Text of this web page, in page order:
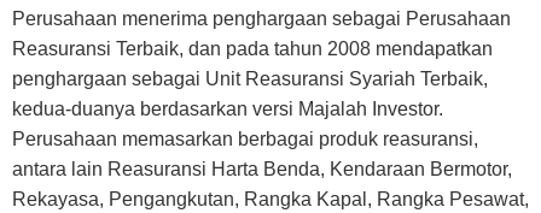
Perusahaan menerima penghargaan sebagai Perusahaan
Reasuransi Terbaik, dan pada tahun 2008 mendapatkan
penghargaan sebagai Unit Reasuransi Syariah Terbaik,
kedua-duanya berdasarkan versi Majalah Investor.
Perusahaan memasarkan berbagai produk reasuransi,
antara lain Reasuransi Harta Benda, Kendaraan Bermotor,
Rekayasa, Pengangkutan, Rangka Kapal, Rangka Pesawat,